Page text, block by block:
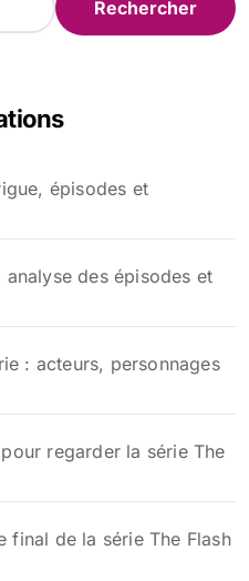
épisodes et
analyse des épisodes et
: acteurs, personnages
regarder la série The
final de la série The Flash